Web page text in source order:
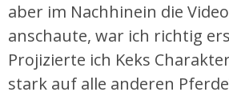
aber im Nachhinein die
anschaute, war ich richtig
Projizierte ich Keks
stark auf alle anderen